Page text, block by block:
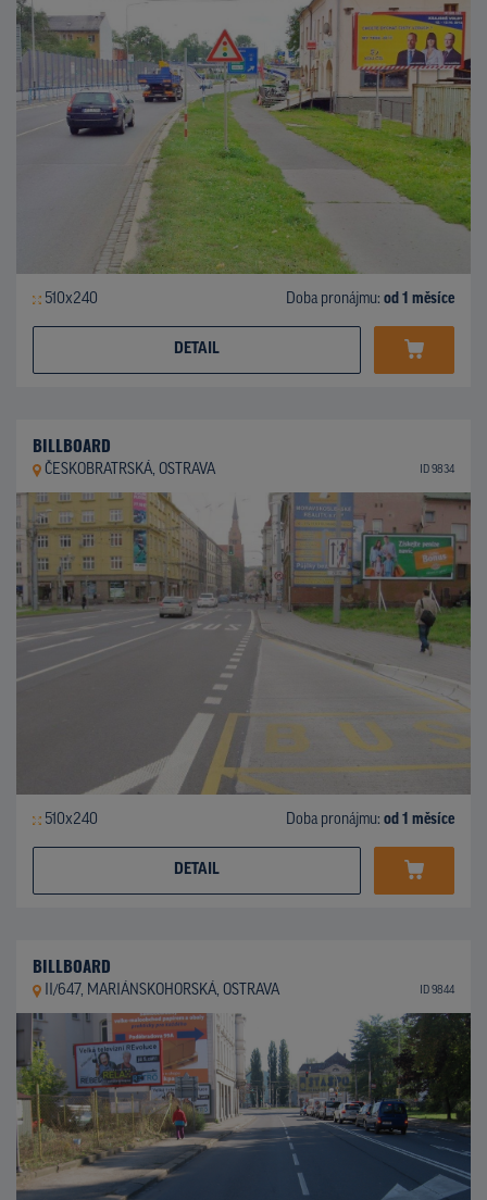
510x240 Doba pronájmu: od 1 měsíce
DETAIL
BILLBOARD
ČESKOBRATRSKÁ, OSTRAVA ID 9834
510x240 Doba pronájmu: od 1 měsíce
DETAIL
BILLBOARD
II/647, MARIÁNSKOHORSKÁ, OSTRAVA ID 9844